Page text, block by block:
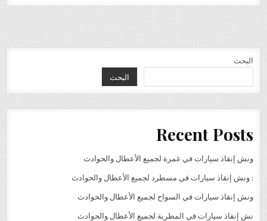
البحث
البحث
Recent Posts
ونش إنقاذ سيارات في غمرة لجميع الأعطال والحوادث
: ونش إنقاذ سيارات في مسطرد لجميع الأعطال والحوادث
ونش إنقاذ سيارات في السواح لجميع الأعطال والحوادث
نش إنقاذ سيارات في المطرية لجميع الأعطال والحوادث